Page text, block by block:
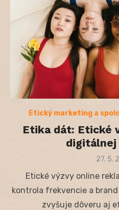
Etický marketing a
Etika dát: Etické
digitálnej
27. 5.
Etické výzvy online
kontrola frekvencie a
zvyšuje dôveru aj